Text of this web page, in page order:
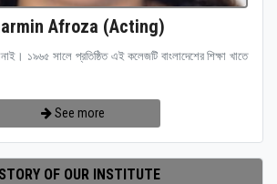
Afroza (Acting)
১৯৬৫ সালে প্রতিষ্ঠিত এই কলেজটি বাংলাদেশের শিক্ষা খাতে
See more
OF OUR INSTITUTE